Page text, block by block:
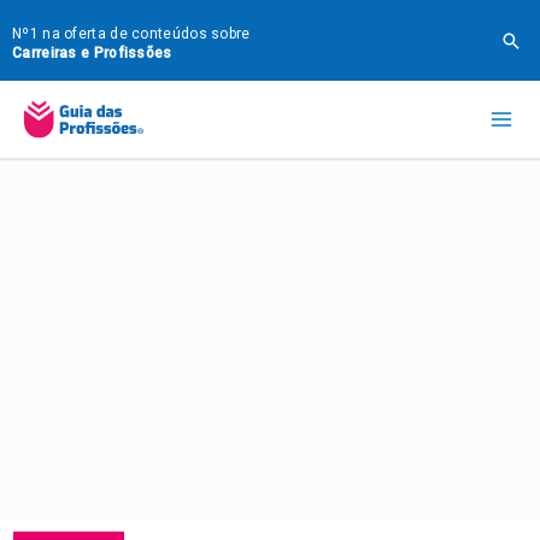
para
o
conteúdo
Nº1 na oferta de conteúdos sobre
Carreiras e Profissões